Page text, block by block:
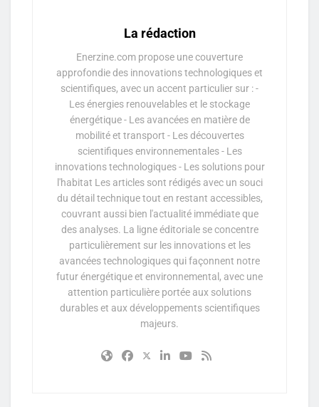
La rédaction
Enerzine.com propose une couverture
approfondie des innovations technologiques et
scientifiques, avec un accent particulier sur : -
Les énergies renouvelables et le stockage
énergétique - Les avancées en matière de
mobilité et transport - Les découvertes
scientifiques environnementales - Les
innovations technologiques - Les solutions pour
l'habitat Les articles sont rédigés avec un souci
du détail technique tout en restant accessibles,
couvrant aussi bien l'actualité immédiate que
des analyses. La ligne éditoriale se concentre
particulièrement sur les innovations et les
avancées technologiques qui façonnent notre
futur énergétique et environnemental, avec une
attention particulière portée aux solutions
durables et aux développements scientifiques
majeurs.